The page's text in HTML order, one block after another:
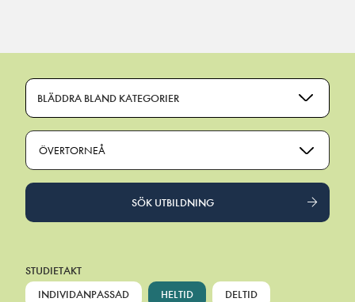
BLÄDDRA BLAND KATEGORIER
ÖVERTORNEÅ
SÖK UTBILDNING
STUDIETAKT
INDIVIDANPASSAD
HELTID DELTID